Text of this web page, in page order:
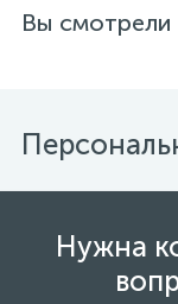
Вы смотрели
Нужна